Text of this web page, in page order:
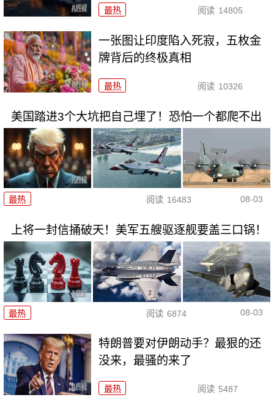
最热 阅读 14805
一张图让印度陷入死寂，五枚金
牌背后的终极真相
最热 阅读 10326
美国踏进3个大坑把自己埋了！恐怕一个都爬不出
最热 阅读 16483 08-03
上将一封信捅破天！美军五艘驱逐舰要盖三口锅！
最热 阅读 6874 08-03
特朗普要对伊朗动手？最狠的还
没来，最骚的来了
最热 阅读 5487